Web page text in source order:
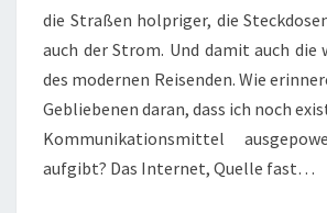
die Straßen holpriger, die
auch der Strom. Und damit auch die
des modernen Reisenden. Wie
Gebliebenen daran, dass ich noch
Kommunikationsmittel
aufgibt? Das Internet, Quelle fast…